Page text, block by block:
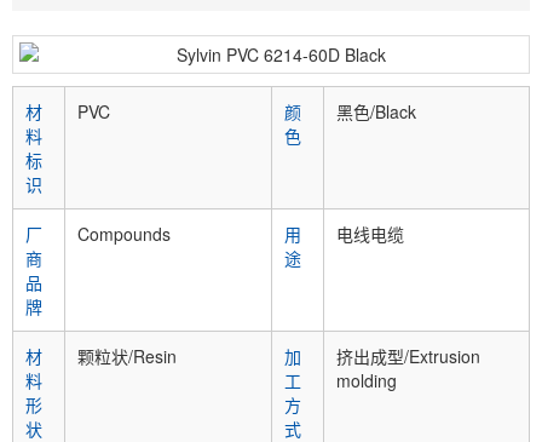
材
料
标
识
PVC
颜
色
黑色/Black
厂
商
品
牌
Compounds
用
途
电线电缆
材
料
形
状
颗粒状/Resin
加
工
方
式
挤出成型/Extrusion
molding